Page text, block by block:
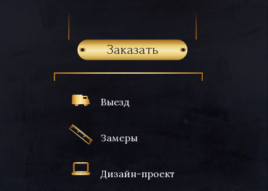
Выезд
Замеры
Дизайн-проект
Заказать